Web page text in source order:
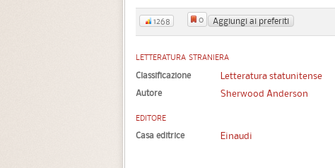
1268 0 Aggiungi ai preferiti
LETTERATURA STRANIERA
Classificazione Letteratura statunitense
Autore Sherwood Anderson
EDITORE
Casa editrice Einaudi